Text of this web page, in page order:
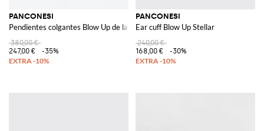
PANCONESI
Pendientes colgantes Blow Up de latón cromado con logotipo grabado
380,00 €
247,00 €
-35%
PANCONESI
Ear cuff Blow Up Stellar
240,00 €
168,00 €
-30%